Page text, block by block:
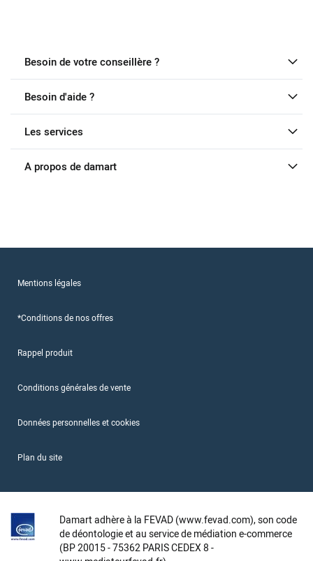
Besoin de votre conseillère ?
Besoin d'aide ?
Les services
A propos de damart
Mentions légales
*Conditions de nos offres
Rappel produit
Conditions générales de vente
Données personnelles et cookies
Plan du site
Damart adhère à la FEVAD (www.fevad.com), son code
de déontologie et au service de médiation e-commerce
(BP 20015 - 75362 PARIS CEDEX 8 -